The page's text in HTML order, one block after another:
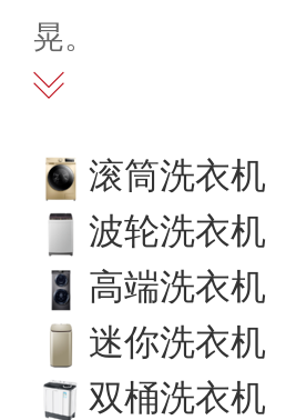
晃。
滚筒洗衣机
波轮洗衣机
高端洗衣机
迷你洗衣机
双桶洗衣机